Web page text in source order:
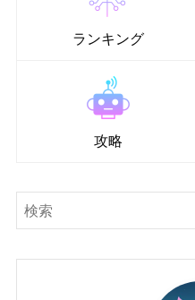
ランキング
攻略